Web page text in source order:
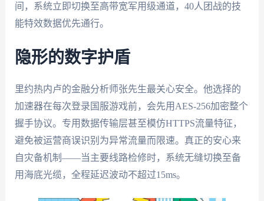
间，系统立即切换至高带宽军用级通道，40人团战的技
能特效数据优先通行。
隐形的数字护盾
里约热内卢的金融分析师张先生最关心安全。他选择的
加速器在每次登录国服游戏前，会先用AES-256加密整个
握手协议。专用数据传输层甚至模仿HTTPS流量特征，
避免被运营商误识别为异常流量而限速。真正的安心来
自灾备机制——当主要线路检修时，系统无缝切换至备
用海底光缆，全程延迟波动不超过15ms。